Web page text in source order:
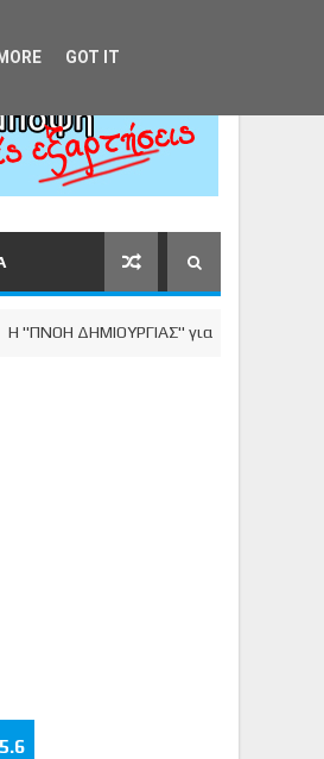
ΔΗΜΙΟΥΡΓΙΑΣ" για τα Αδέσποτα Ζώα
GOT IT